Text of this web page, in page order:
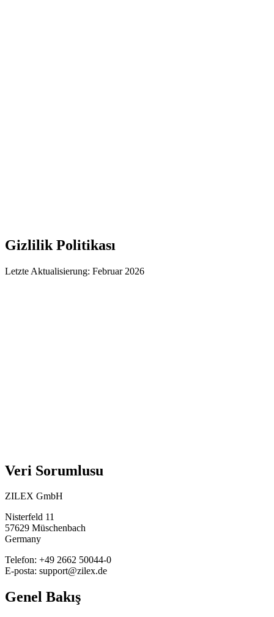
Gizlilik Politikası
Letzte Aktualisierung: Februar 2026
Veri Sorumlusu
ZILEX GmbH
Nisterfeld 11
57629 Müschenbach
Germany
Telefon: +49 2662 50044-0
E-posta: support@zilex.de
Genel Bakış